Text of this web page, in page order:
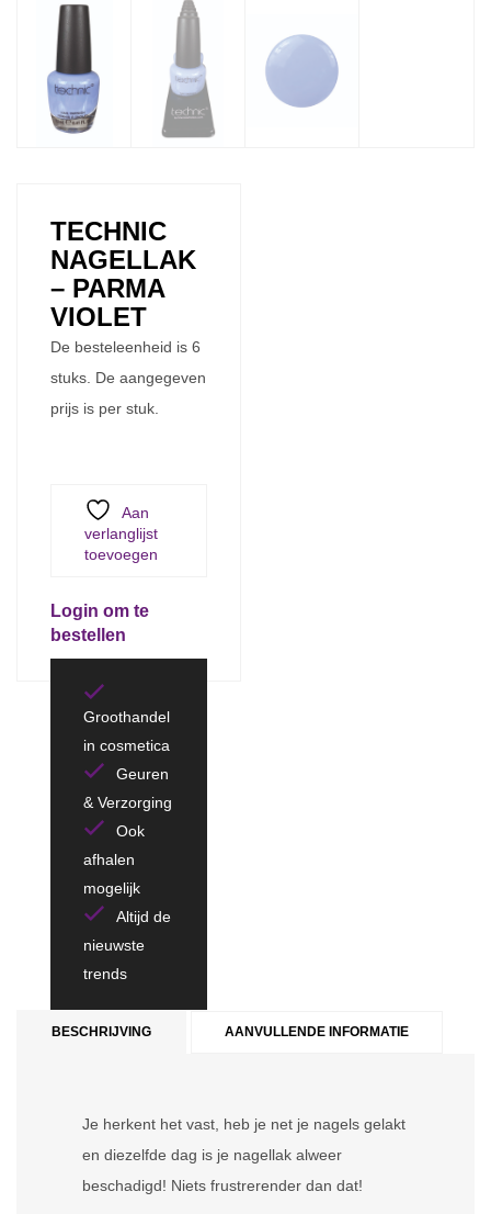
TECHNIC
NAGELLAK
– PARMA
VIOLET
De besteleenheid is 6
stuks. De aangegeven
prijs is per stuk.
Aan
verlanglijst
toevoegen
Login om te
bestellen
Groothandel
in cosmetica
Geuren
& Verzorging
Ook
afhalen
mogelijk
Altijd de
nieuwste
trends
BESCHRIJVING AANVULLENDE INFORMATIE
Je herkent het vast, heb je net je nagels gelakt
en diezelfde dag is je nagellak alweer
beschadigd! Niets frustrerender dan dat!